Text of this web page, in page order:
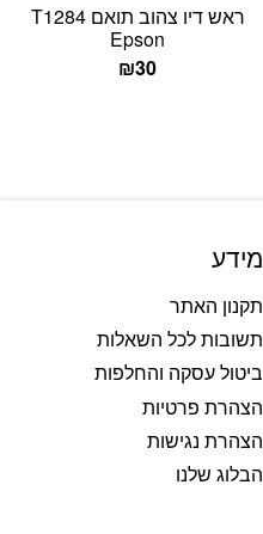
ראש דיו צהוב תואם T1284
Epson
₪30
מידע
תקנון האתר
תשובות לכל השאלות
ביטול עסקה והחלפות
הצהרת פרטיות
הצהרת נגישות
הבלוג שלנו